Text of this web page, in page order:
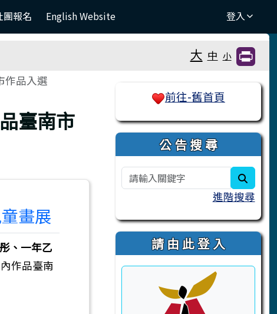
團報名 English Website 登入
大 中 小
作品入選
臺南市
畫展
、一年乙
作品臺南
右邊區域內容
前往-舊首頁
公 告 搜 尋
進階搜尋
請 由 此 登 入